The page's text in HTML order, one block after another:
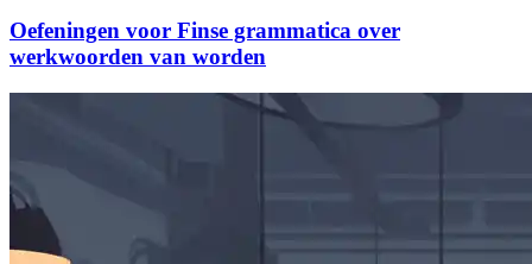
Oefeningen voor Finse grammatica over
werkwoorden van worden